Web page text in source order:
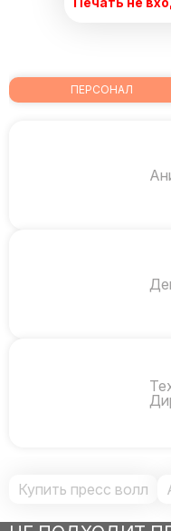
ПЕРСОНАЛ
Купить пресс волл